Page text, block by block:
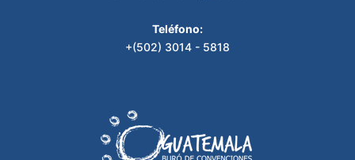
Teléfono:
+(502) 3014 - 5818